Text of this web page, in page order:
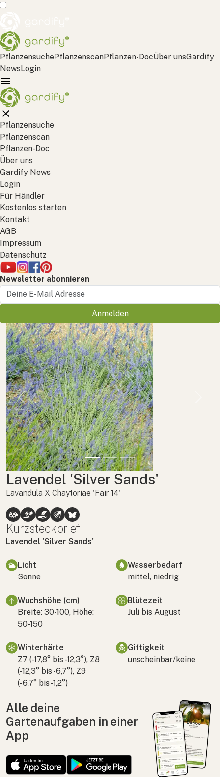
PflanzensuchePflanzenscanPflanzen-DocÜber unsGardify
NewsLogin
Pflanzensuche
Pflanzenscan
Pflanzen-Doc
Über uns
Gardify News
Login
Für Händler
Kostenlos starten
Kontakt
AGB
Impressum
Datenschutz
Newsletter abonnieren
Anmelden
Previous
Lavendel 'Silver Sands'
Lavandula X Chaytoriae 'Fair 14'
Kurzsteckbrief
Lavendel 'Silver Sands'
Licht
Sonne
Wasserbedarf
mittel, niedrig
Wuchshöhe (cm)
Breite: 30-100, Höhe:
50-150
Blütezeit
Juli bis August
Winterhärte
Z7 (-17,8° bis -12,3°), Z8
(-12,3° bis -6,7°), Z9
(-6,7° bis -1,2°)
Giftigkeit
unscheinbar/keine
Alle deine
Gartenaufgaben in einer
App